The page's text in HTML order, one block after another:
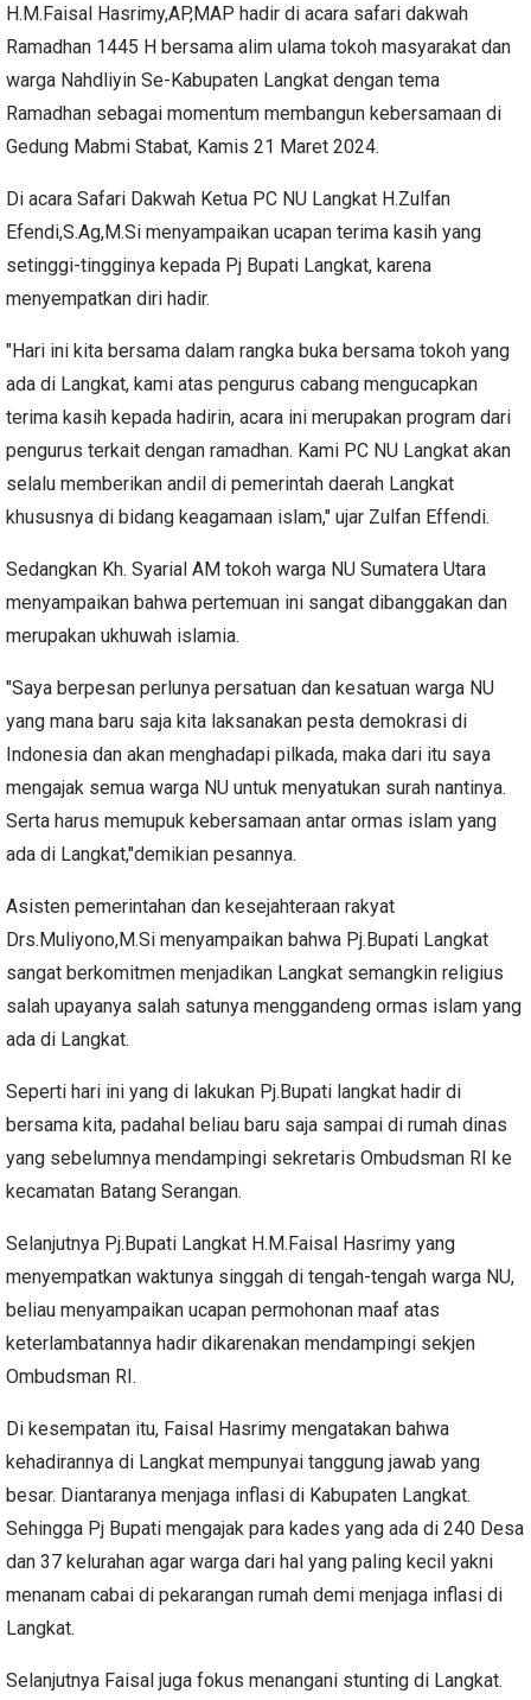
H.M.Faisal Hasrimy,AP,MAP hadir di acara safari dakwah
Ramadhan 1445 H bersama alim ulama tokoh masyarakat dan
warga Nahdliyin Se-Kabupaten Langkat dengan tema
Ramadhan sebagai momentum membangun kebersamaan di
Gedung Mabmi Stabat, Kamis 21 Maret 2024.
Di acara Safari Dakwah Ketua PC NU Langkat H.Zulfan
Efendi,S.Ag,M.Si menyampaikan ucapan terima kasih yang
setinggi-tingginya kepada Pj Bupati Langkat, karena
menyempatkan diri hadir.
"Hari ini kita bersama dalam rangka buka bersama tokoh yang
ada di Langkat, kami atas pengurus cabang mengucapkan
terima kasih kepada hadirin, acara ini merupakan program dari
pengurus terkait dengan ramadhan. Kami PC NU Langkat akan
selalu memberikan andil di pemerintah daerah Langkat
khususnya di bidang keagamaan islam," ujar Zulfan Effendi.
Sedangkan Kh. Syarial AM tokoh warga NU Sumatera Utara
menyampaikan bahwa pertemuan ini sangat dibanggakan dan
merupakan ukhuwah islamia.
"Saya berpesan perlunya persatuan dan kesatuan warga NU
yang mana baru saja kita laksanakan pesta demokrasi di
Indonesia dan akan menghadapi pilkada, maka dari itu saya
mengajak semua warga NU untuk menyatukan surah nantinya.
Serta harus memupuk kebersamaan antar ormas islam yang
ada di Langkat,"demikian pesannya.
Asisten pemerintahan dan kesejahteraan rakyat
Drs.Muliyono,M.Si menyampaikan bahwa Pj.Bupati Langkat
sangat berkomitmen menjadikan Langkat semangkin religius
salah upayanya salah satunya menggandeng ormas islam yang
ada di Langkat.
Seperti hari ini yang di lakukan Pj.Bupati langkat hadir di
bersama kita, padahal beliau baru saja sampai di rumah dinas
yang sebelumnya mendampingi sekretaris Ombudsman RI ke
kecamatan Batang Serangan.
Selanjutnya Pj.Bupati Langkat H.M.Faisal Hasrimy yang
menyempatkan waktunya singgah di tengah-tengah warga NU,
beliau menyampaikan ucapan permohonan maaf atas
keterlambatannya hadir dikarenakan mendampingi sekjen
Ombudsman RI.
Di kesempatan itu, Faisal Hasrimy mengatakan bahwa
kehadirannya di Langkat mempunyai tanggung jawab yang
besar. Diantaranya menjaga inflasi di Kabupaten Langkat.
Sehingga Pj Bupati mengajak para kades yang ada di 240 Desa
dan 37 kelurahan agar warga dari hal yang paling kecil yakni
menanam cabai di pekarangan rumah demi menjaga inflasi di
Langkat.
Selanjutnya Faisal juga fokus menangani stunting di Langkat.